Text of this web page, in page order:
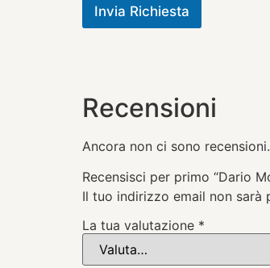
Invia Richiesta
Recensioni
Ancora non ci sono recensioni.
Recensisci per primo “Dario
Il tuo indirizzo email non sarà
La tua valutazione *